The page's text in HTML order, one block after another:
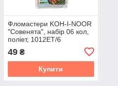
Фломастери KOH-I-NOOR
"Совенята", набір 06 кол,
поліет, 1012ET/6
49 ₴
Купити